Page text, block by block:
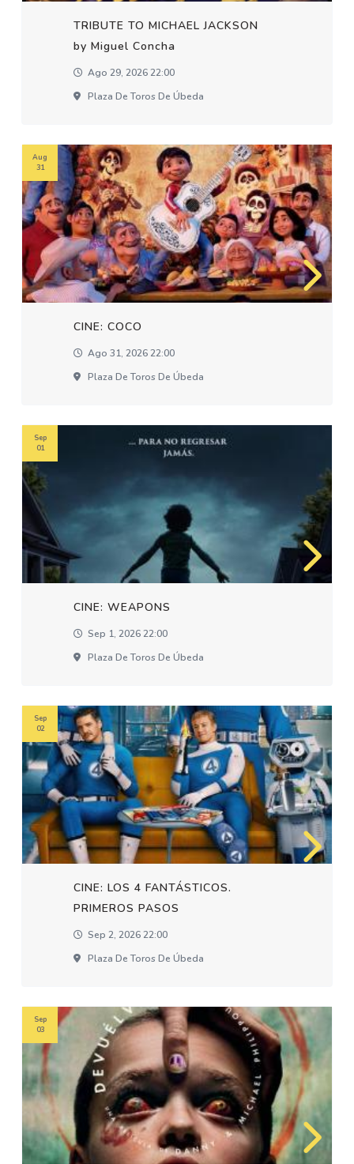
TRIBUTE TO MICHAEL JACKSON
by Miguel Concha
Ago 29, 2026 22:00
Plaza De Toros De Úbeda
CINE: COCO
Ago 31, 2026 22:00
Plaza De Toros De Úbeda
Aug
31
CINE: WEAPONS
Sep 1, 2026 22:00
Plaza De Toros De Úbeda
Sep
01
CINE: LOS 4 FANTÁSTICOS.
PRIMEROS PASOS
Sep 2, 2026 22:00
Plaza De Toros De Úbeda
Sep
02
Sep
03